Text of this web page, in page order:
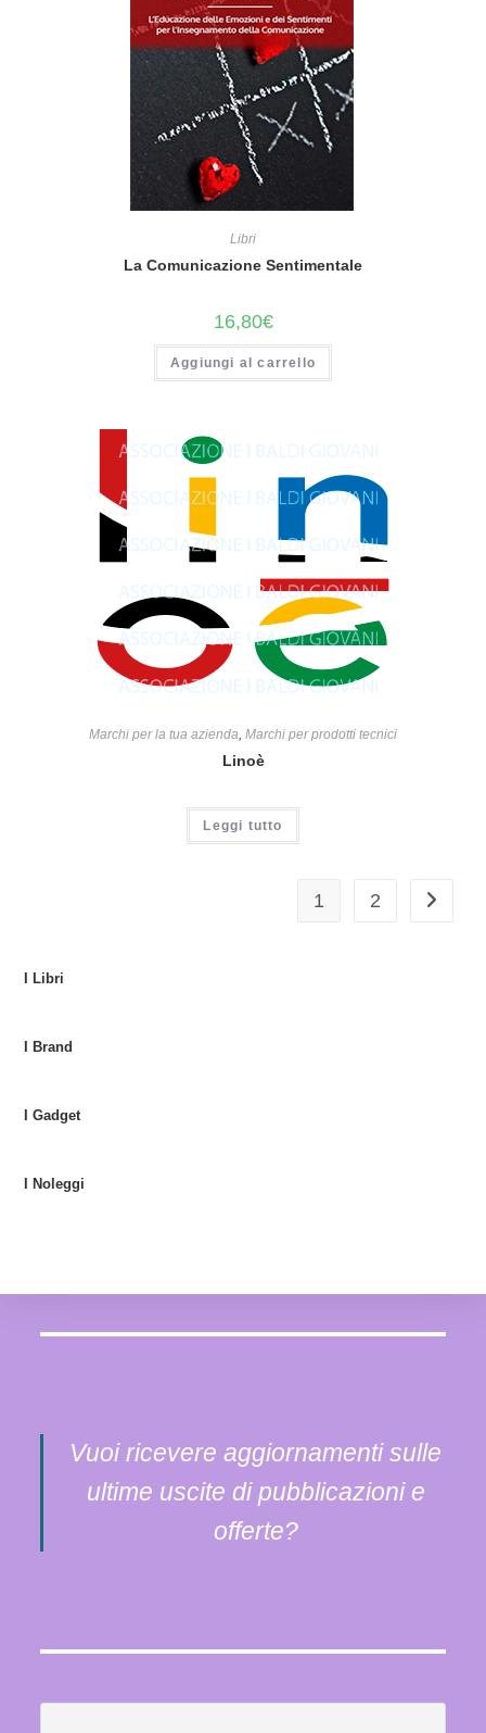
Libri
La Comunicazione Sentimentale
16,80€
Aggiungi al carrello
Marchi per la tua azienda Marchi per prodotti tecnici
Linoè
Leggi tutto
1 2
I Libri
I Brand
I Gadget
I Noleggi
Vuoi ricevere aggiornamenti sulle
ultime uscite di pubblicazioni e
offerte?